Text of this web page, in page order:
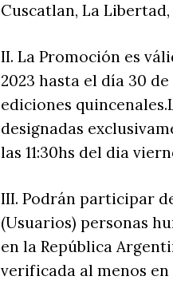
Cuscatlan, La
II. La Promoción es
2023 hasta el día 30
ediciones
designadas
las 11:30hs del dia
III. Podrán participar
(Usuarios) personas
en la República
verificada al menos